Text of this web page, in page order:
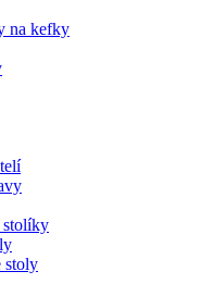
na kefky
stolíky
stoly